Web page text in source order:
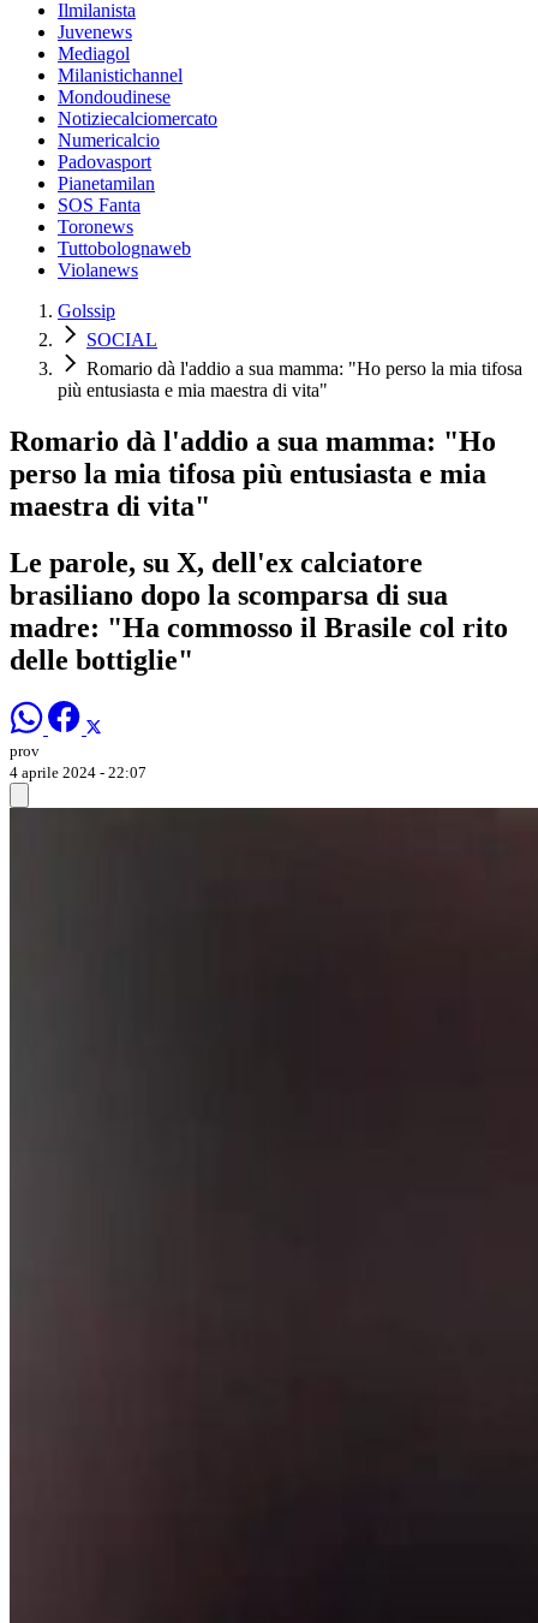
Ilmilanista
Juvenews
Mediagol
Milanistichannel
Mondoudinese
Notiziecalciomercato
Numericalcio
Padovasport
Pianetamilan
SOS Fanta
Toronews
Tuttobolognaweb
Violanews
Golssip
SOCIAL
Romario dà l'addio a sua mamma: "Ho perso la mia tifosa
più entusiasta e mia maestra di vita"
Romario dà l'addio a sua mamma: "Ho
perso la mia tifosa più entusiasta e mia
maestra di vita"
Le parole, su X, dell'ex calciatore
brasiliano dopo la scomparsa di sua
madre: "Ha commosso il Brasile col rito
delle bottiglie"
prov
4 aprile 2024 - 22:07